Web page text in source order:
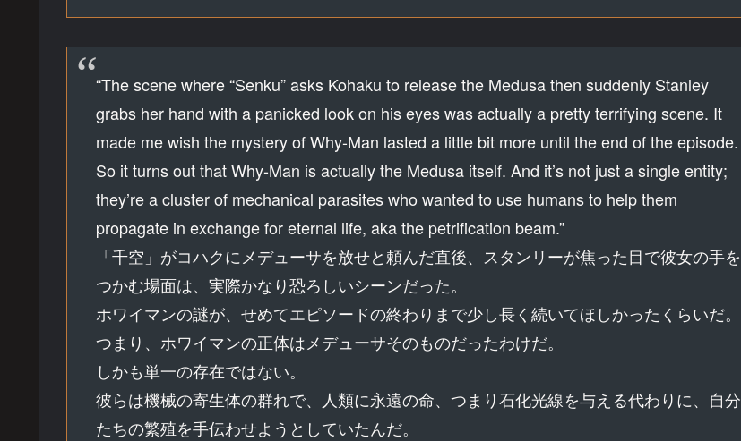
“The scene where “Senku” asks Kohaku to release the Medusa then suddenly Stanley
grabs her hand with a panicked look on his eyes was actually a pretty terrifying scene. It
made me wish the mystery of Why-Man lasted a little bit more until the end of the episode.
So it turns out that Why-Man is actually the Medusa itself. And it’s not just a single entity;
they’re a cluster of mechanical parasites who wanted to use humans to help them
propagate in exchange for eternal life, aka the petrification beam.”
「千空」がコハクにメデューサを放せと頼んだ直後、スタンリーが焦った目で彼女の手を
つかむ場面は、実際かなり恐ろしいシーンだった。
ホワイマンの謎が、せめてエピソードの終わりまで少し長く続いてほしかったくらいだ。
つまり、ホワイマンの正体はメデューサそのものだったわけだ。
しかも単一の存在ではない。
彼らは機械の寄生体の群れで、人類に永遠の命、つまり石化光線を与える代わりに、自分
たちの繁殖を手伝わせようとしていたんだ。